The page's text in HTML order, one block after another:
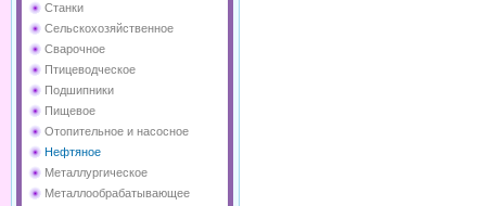
Станки
Сельскохозяйственное
Сварочное
Птицеводческое
Подшипники
Пищевое
Отопительное и насосное
Нефтяное
Металлургическое
Металлообрабатывающее